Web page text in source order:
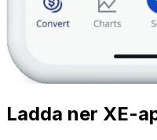
Ladda ner XE-